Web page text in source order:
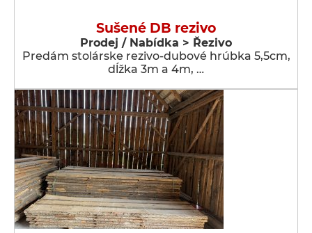
Sušené DB rezivo
Prodej / Nabídka > Řezivo
Predám stolárske rezivo-dubové hrúbka 5,5cm,
dĺžka 3m a 4m, …